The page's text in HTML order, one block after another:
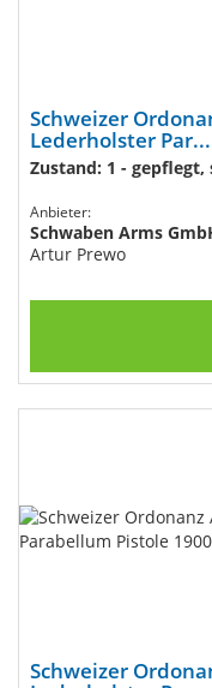
Schweizer
Lederholster Par...
Zustand: 1 - gepflegt,
Anbieter:
Schwaben Arms
Artur Prewo
Schweizer